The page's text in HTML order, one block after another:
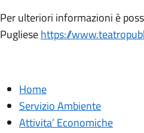
Per ulteriori informazioni è
Pugliesehttps://
Home
Servizio Ambiente
Attivita’ Economiche